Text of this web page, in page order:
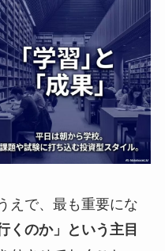
えで、最も重要にな
くのか」という主目